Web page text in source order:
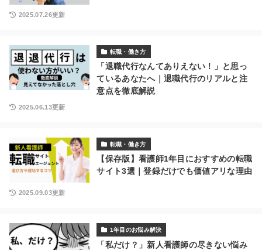
2025.07.26更新
転職・働き方
「退職代行なんてありえない！」と思っ
ているあなたへ｜退職代行のリアルと注
意点を徹底解説
2025.06.13更新
転職・働き方
【保存版】看護師1年目におすすめの転職
サイト3選｜登録だけでも価値アリな理由
2025.09.03更新
1年目のお悩み解決
「私だけ？」新人看護師の尽きない悩み